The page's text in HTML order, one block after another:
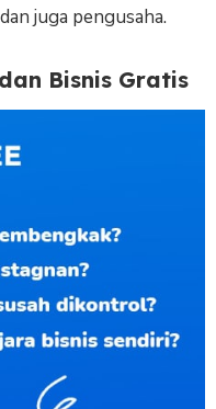
juga pengusaha.
Bisnis Gratis